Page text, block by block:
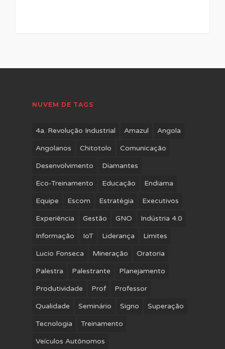
NUVEM DE TAGS
4a. Revolução Industrial Amazul Angola
Angolanos Chitotolo Comunicação
Desenvolvimento Diamantes
Eco-Treinamento Educação Endiama
Equipe Escom Estratégia Executivos
Experiência Gestão GNO Indústria 4.0
Informação IoT Liderança Limites
Lucio Fonseca Mineração Oratoria
Palestra Palestrante Planejamento
Produtividade Prof Professor
Qualidade Seminário Signo Superação
Tecnologia Treinamento
Veículos Autônomos